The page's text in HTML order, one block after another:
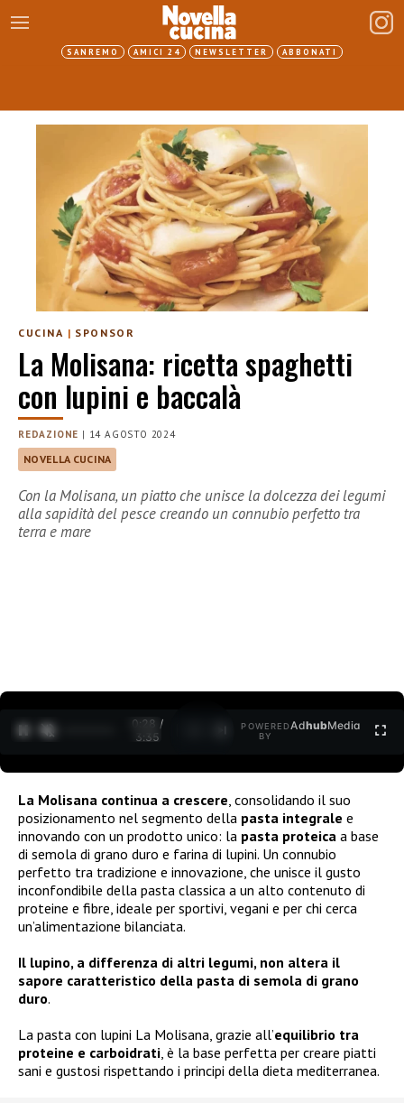
SANREMO AMICI 24 NEWSLETTER ABBONATI
CUCINA | SPONSOR
La Molisana: ricetta spaghetti
con lupini e baccalà
REDAZIONE | 14 AGOSTO 2024
NOVELLA CUCINA
Con la Molisana, un piatto che unisce la dolcezza dei legumi
alla sapidità del pesce creando un connubio perfetto tra
terra e mare
0:29 /
3:35
POWERED
BY
AdhubMedia
La Molisana continua a crescere , consolidando il suo
posizionamento nel segmento della pasta integrale e
innovando con un prodotto unico: la pasta proteica a base
di semola di grano duro e farina di lupini. Un connubio
perfetto tra tradizione e innovazione, che unisce il gusto
inconfondibile della pasta classica a un alto contenuto di
proteine e fibre, ideale per sportivi, vegani e per chi cerca
un’alimentazione bilanciata.
Il lupino, a differenza di altri legumi, non altera il
sapore caratteristico della pasta di semola di grano
duro.
La pasta con lupini La Molisana, grazie all’equilibrio tra
proteine e carboidrati , è la base perfetta per creare piatti
sani e gustosi rispettando i principi della dieta mediterranea.